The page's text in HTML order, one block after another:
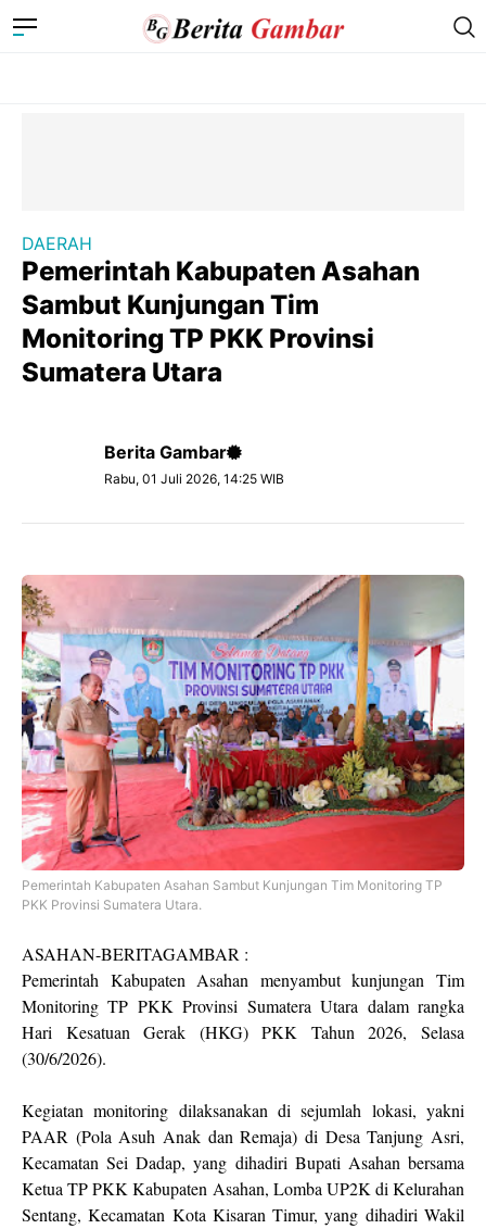
DAERAH
Pemerintah Kabupaten Asahan
Sambut Kunjungan Tim
Monitoring TP PKK Provinsi
Sumatera Utara
Berita Gambar
Rabu, 01 Juli 2026, 14:25 WIB
Pemerintah Kabupaten Asahan Sambut Kunjungan Tim Monitoring TP
PKK Provinsi Sumatera Utara.
ASAHAN-BERITAGAMBAR :
Pemerintah Kabupaten Asahan menyambut kunjungan Tim
Monitoring TP PKK Provinsi Sumatera Utara dalam rangka
Hari Kesatuan Gerak (HKG) PKK Tahun 2026, Selasa
(30/6/2026).
Kegiatan monitoring dilaksanakan di sejumlah lokasi, yakni
PAAR (Pola Asuh Anak dan Remaja) di Desa Tanjung Asri,
Kecamatan Sei Dadap, yang dihadiri Bupati Asahan bersama
Ketua TP PKK Kabupaten Asahan, Lomba UP2K di Kelurahan
Sentang, Kecamatan Kota Kisaran Timur, yang dihadiri Wakil